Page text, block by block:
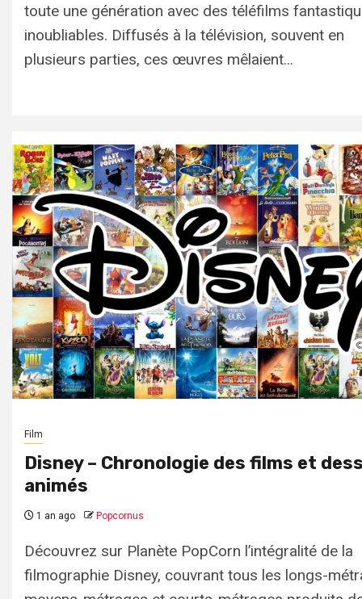
toute une génération avec des téléfilms
inoubliables. Diffusés à la télévision, souvent en
plusieurs parties, ces œuvres mêlaient...
Film
Disney – Chronologie des films et
animés
1 an ago Popcornus
Découvrez sur Planète PopCorn l’intégralité de la
filmographie Disney, couvrant tous les longs-